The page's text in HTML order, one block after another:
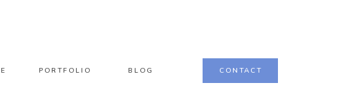
PORTFOLIO BLOG CONTACT